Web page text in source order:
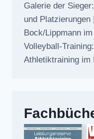
Galerie der
und
Bock/Lippmann
Volleyball-
Athletiktraining